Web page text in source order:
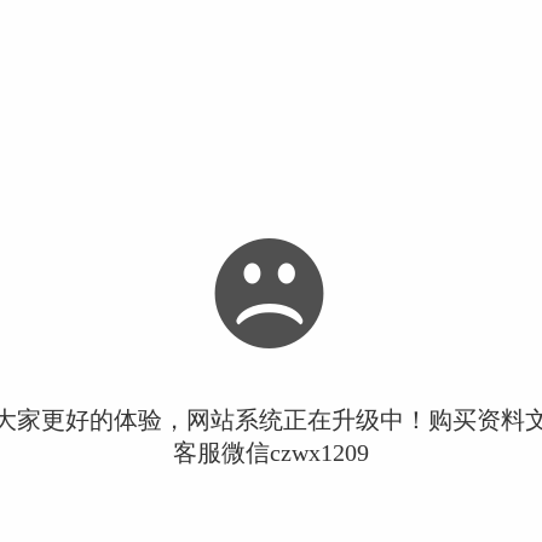
家更好的体验，网站系统正在升级中！购买资料
客服微信czwx1209